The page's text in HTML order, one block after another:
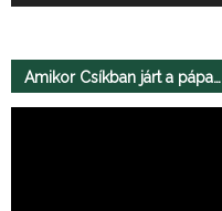
Amikor Csíkban járt a pápa…